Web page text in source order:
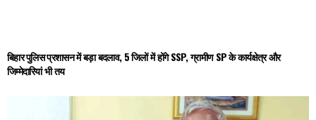
बिहार पुलिस प्रशासन में बड़ा बदलाव, 5 जिलों में होंगे SSP, ग्रामीण SP के कार्यक्षेत्र और
जिम्मेदारियां भी तय